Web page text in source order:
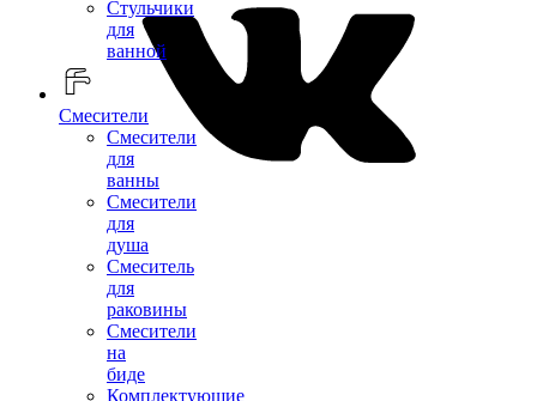
Стульчики
для
ванной
Смесители
Смесители
для
ванны
Смесители
для
душа
Смеситель
для
раковины
Смесители
на
биде
Комплектующие